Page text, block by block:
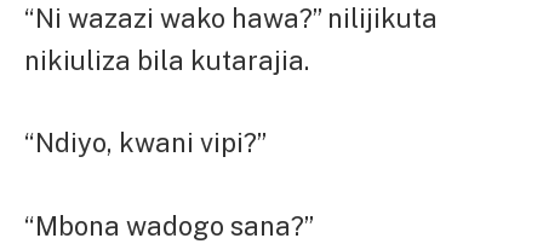
“Ni wazazi wako hawa?” nilijikuta
nikiuliza bila kutarajia.
“Ndiyo, kwani vipi?”
“Mbona wadogo sana?”